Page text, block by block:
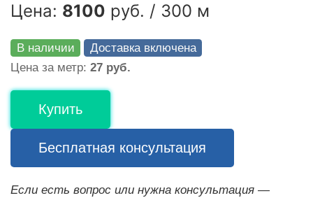
Цена: 8100 руб. / 300 м
В наличии
Доставка включена
Цена за метр: 27 руб.
Купить
Бесплатная консультация
Если есть вопрос или нужна консультация —